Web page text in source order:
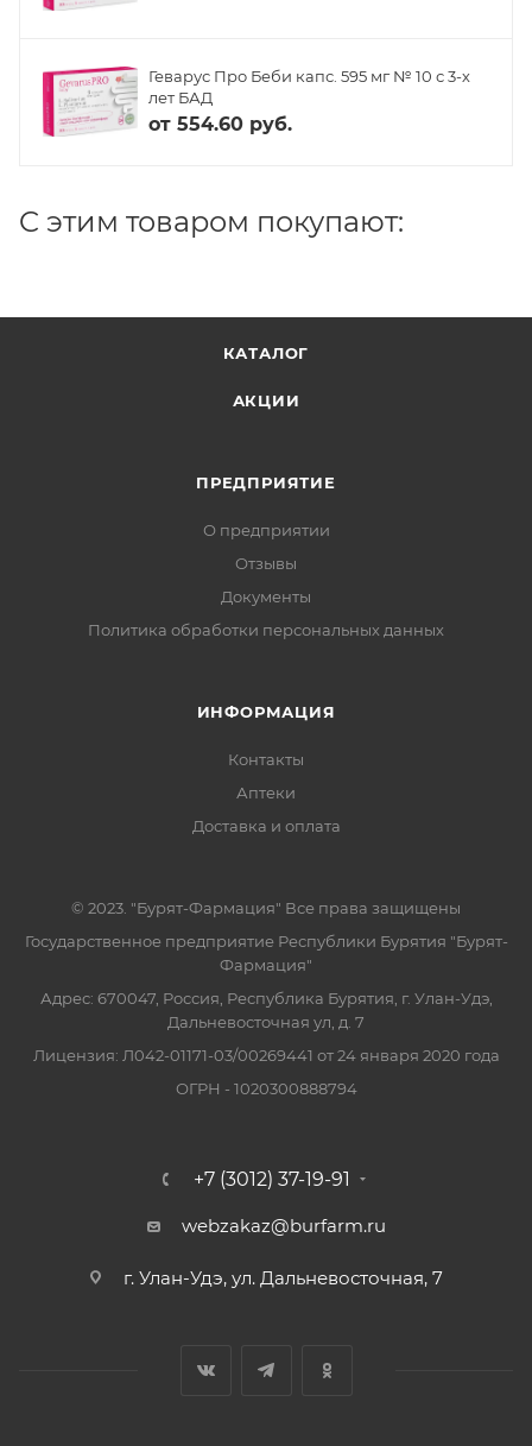
Геварус Про Беби капс. 595 мг № 10 с 3-х
лет БАД
от 554.60 руб.
C этим товаром покупают:
КАТАЛОГ
АКЦИИ
ПРЕДПРИЯТИЕ
О предприятии
Отзывы
Документы
Политика обработки персональных данных
ИНФОРМАЦИЯ
Контакты
Аптеки
Доставка и оплата
© 2023. "Бурят-Фармация" Все права защищены
Государственное предприятие Республики Бурятия "Бурят-
Фармация"
Адрес: 670047, Россия, Республика Бурятия, г. Улан-Удэ,
Дальневосточная ул, д. 7
Лицензия: Л042-01171-03/00269441 от 24 января 2020 года
ОГРН - 1020300888794
+7 (3012) 37-19-91
webzakaz@burfarm.ru
г. Улан-Удэ, ул. Дальневосточная, 7